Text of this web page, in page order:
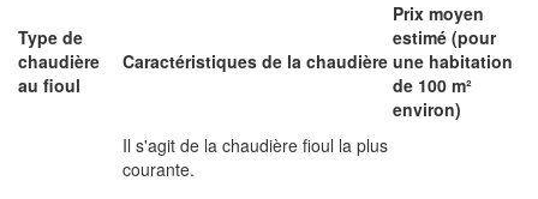
Type de
chaudière
au fioul
Caractéristiques de la chaudière
Prix moyen
estimé (pour
une habitation
de 100 m²
environ)
Il s'agit de la chaudière fioul la plus
courante.